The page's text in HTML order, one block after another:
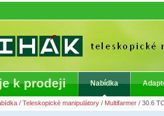
k prodeji Nabídka
/ Teleskopické manipulátory / Multifarmer / 30.6